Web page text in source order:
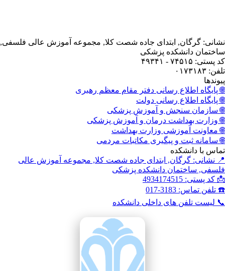
گرگان, ابتدای جاده شصت کلا, مجموعه آموزش عالی فلسفی,
دانشکده پزشکی
۷۴۵۱۵ - ۴۹۳۴۱
۰۱۷۳۱۸۳
پایگاه اطلاع رسانی دفتر مقام معظم رهبری
پایگاه اطلاع رسانی دولت
سازمان سنجش و آموزش پزشکی
وزارت بهداشت درمان و آموزش پزشکی
معاونت آموزشی وزارت بهداشت
سامانه ثبت و پیگیری مکاتبات مردمی
با دانشکده
نشانی: گرگان, ابتدای جاده شصت کلا, مجموعه آموزش عالی
ساختمان دانشکده پزشکی
پستی: 4934174515
تماس: 3183-017
لیست تلفن های داخلی دانشکده